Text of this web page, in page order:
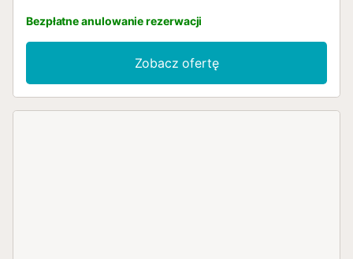
Bezpłatne anulowanie rezerwacji
Zobacz ofertę